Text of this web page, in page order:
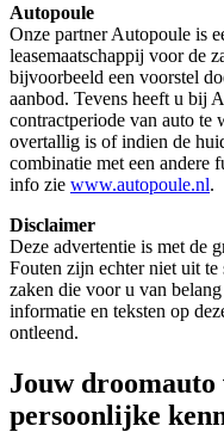
Autopoule
Onze partner Autopoule is
leasemaatschappij voor de
bijvoorbeeld een voorstel
aanbod. Tevens heeft u bij
contractperiode van auto te
overtallig is of indien de
combinatie met een andere
info zie www.autopoule.nl.
Disclaimer
Deze advertentie is met de
Fouten zijn echter niet uit
zaken die voor u van
informatie en teksten op
ontleend.
Jouw droomauto
persoonlijke